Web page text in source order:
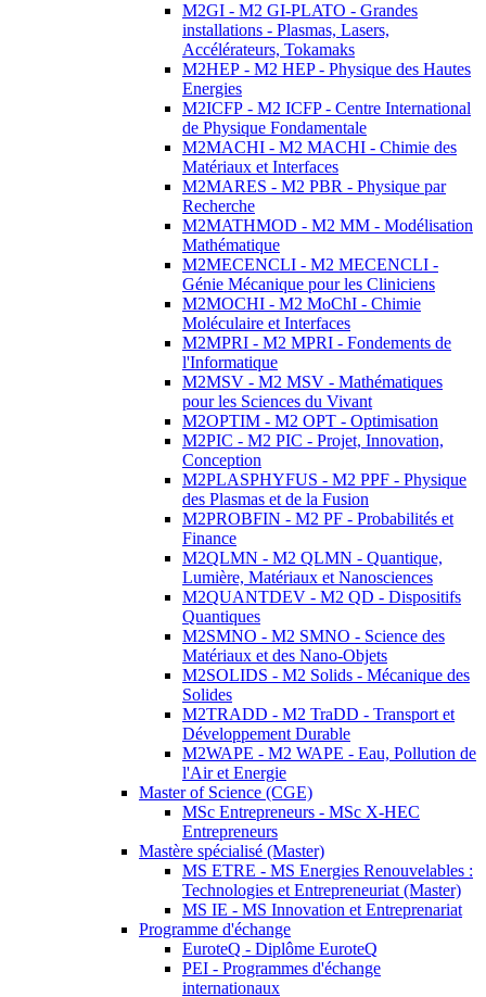
M2GI - M2 GI-PLATO - Grandes
installations - Plasmas, Lasers,
Accélérateurs, Tokamaks
M2HEP - M2 HEP - Physique des Hautes
Energies
M2ICFP - M2 ICFP - Centre International
de Physique Fondamentale
M2MACHI - M2 MACHI - Chimie des
Matériaux et Interfaces
M2MARES - M2 PBR - Physique par
Recherche
M2MATHMOD - M2 MM - Modélisation
Mathématique
M2MECENCLI - M2 MECENCLI -
Génie Mécanique pour les Cliniciens
M2MOCHI - M2 MoChI - Chimie
Moléculaire et Interfaces
M2MPRI - M2 MPRI - Fondements de
l'Informatique
M2MSV - M2 MSV - Mathématiques
pour les Sciences du Vivant
M2OPTIM - M2 OPT - Optimisation
M2PIC - M2 PIC - Projet, Innovation,
Conception
M2PLASPHYFUS - M2 PPF - Physique
des Plasmas et de la Fusion
M2PROBFIN - M2 PF - Probabilités et
Finance
M2QLMN - M2 QLMN - Quantique,
Lumière, Matériaux et Nanosciences
M2QUANTDEV - M2 QD - Dispositifs
Quantiques
M2SMNO - M2 SMNO - Science des
Matériaux et des Nano-Objets
M2SOLIDS - M2 Solids - Mécanique des
Solides
M2TRADD - M2 TraDD - Transport et
Développement Durable
M2WAPE - M2 WAPE - Eau, Pollution de
l'Air et Energie
Master of Science (CGE)
MSc Entrepreneurs - MSc X-HEC
Entrepreneurs
Mastère spécialisé (Master)
MS ETRE - MS Energies Renouvelables :
Technologies et Entrepreneuriat (Master)
MS IE - MS Innovation et Entreprenariat
Programme d'échange
EuroteQ - Diplôme EuroteQ
PEI - Programmes d'échange
internationaux